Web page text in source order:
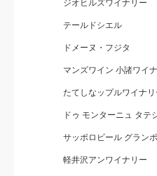
テールドシエル
ドメーヌ・フジタ
マンズワイン 小諸ワイ
たてしなップルワイナリ
ドゥ モンターニュ タテ
サッポロビール グラン
軽井沢アンワイナリー